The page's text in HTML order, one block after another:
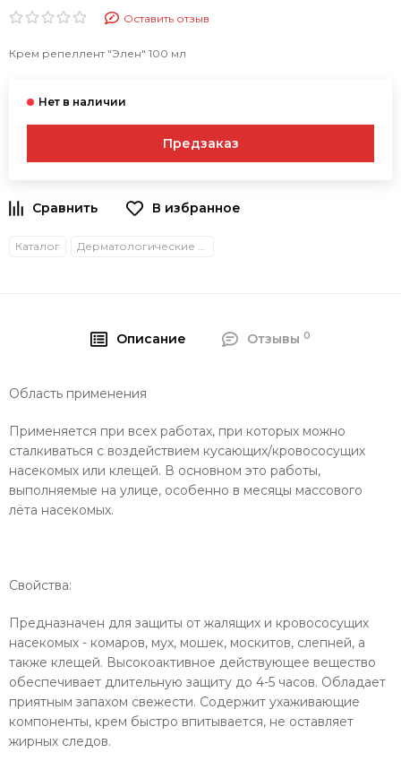
Оставить отзыв
Крем репеллент "Элен" 100 мл
Предзаказ
В избранное
Каталог Дерматологические средства защиты
Описание Отзывы 0
Область применения
Применяется при всех работах, при которых можно
сталкиваться с воздействием кусающих/кровососущих
насекомых или клещей. В основном это работы,
выполняемые на улице, особенно в месяцы массового
лёта насекомых.
Свойства:
Предназначен для защиты от жалящих и кровососущих
насекомых - комаров, мух, мошек, москитов, слепней, а
также клещей. Высокоактивное действующее вещество
обеспечивает длительную защиту до 4-5 часов. Обладает
приятным запахом свежести. Содержит ухаживающие
компоненты, крем быстро впитывается, не оставляет
жирных следов.